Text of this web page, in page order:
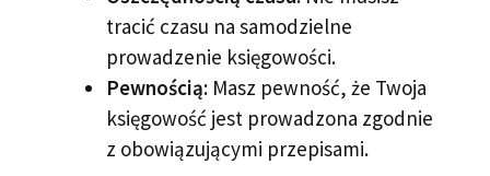
tracić czasu na samodzielne
prowadzenie księgowości.
Pewnością: Masz pewność, że Twoja
księgowość jest prowadzona zgodnie
z obowiązującymi przepisami.